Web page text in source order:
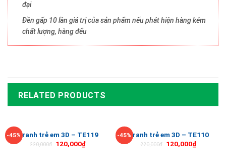
đại
Đền gấp 10 lần giá trị của sản phẩm nếu phát hiện hàng kém
chất lượng, hàng đểu
RELATED PRODUCTS
-45%Tranh trẻ em 3D – TE119
220,000₫ 120,000₫
-45%Tranh trẻ em 3D – TE110
220,000₫ 120,000₫